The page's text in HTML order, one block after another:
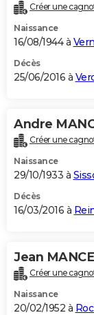
Créer une
Naissance
16/08/1944 à
Décès
25/06/2016 à
Andre
Créer une
Naissance
29/10/1933 à
Décès
16/03/2016 à
Jean
Créer une
Naissance
20/02/1952 à